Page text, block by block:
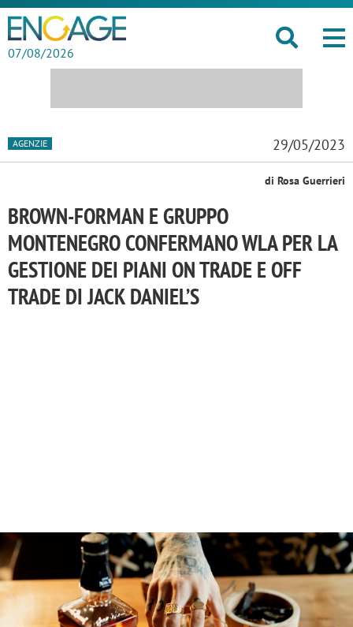
07/08/2026
AGENZIE 29/05/2023
di Rosa Guerrieri
BROWN-FORMAN E GRUPPO
MONTENEGRO CONFERMANO WLA PER LA
GESTIONE DEI PIANI ON TRADE E OFF
TRADE DI JACK DANIEL’S